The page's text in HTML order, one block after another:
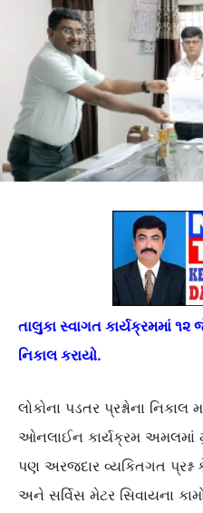
તાલુકા સ્વાગત કાર્યક્રમમાં ૧૨
નિકાલ કરાયો.
લોકોના પડતર પ્રશ્નોના નિકાલ
ઓનલાઈન કાર્યક્રમ અમલમાં
પણ અરજદાર વ્યકિતગત પ્રશ્ન
અને સર્વિસ મેટર સિવાયના